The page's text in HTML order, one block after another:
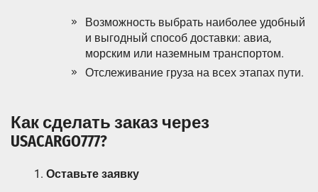
Возможность выбрать наиболее удобный
и выгодный способ доставки: авиа,
морским или наземным транспортом.
Отслеживание груза на всех этапах пути.
Как сделать заказ через
USACARGO777?
Оставьте заявку